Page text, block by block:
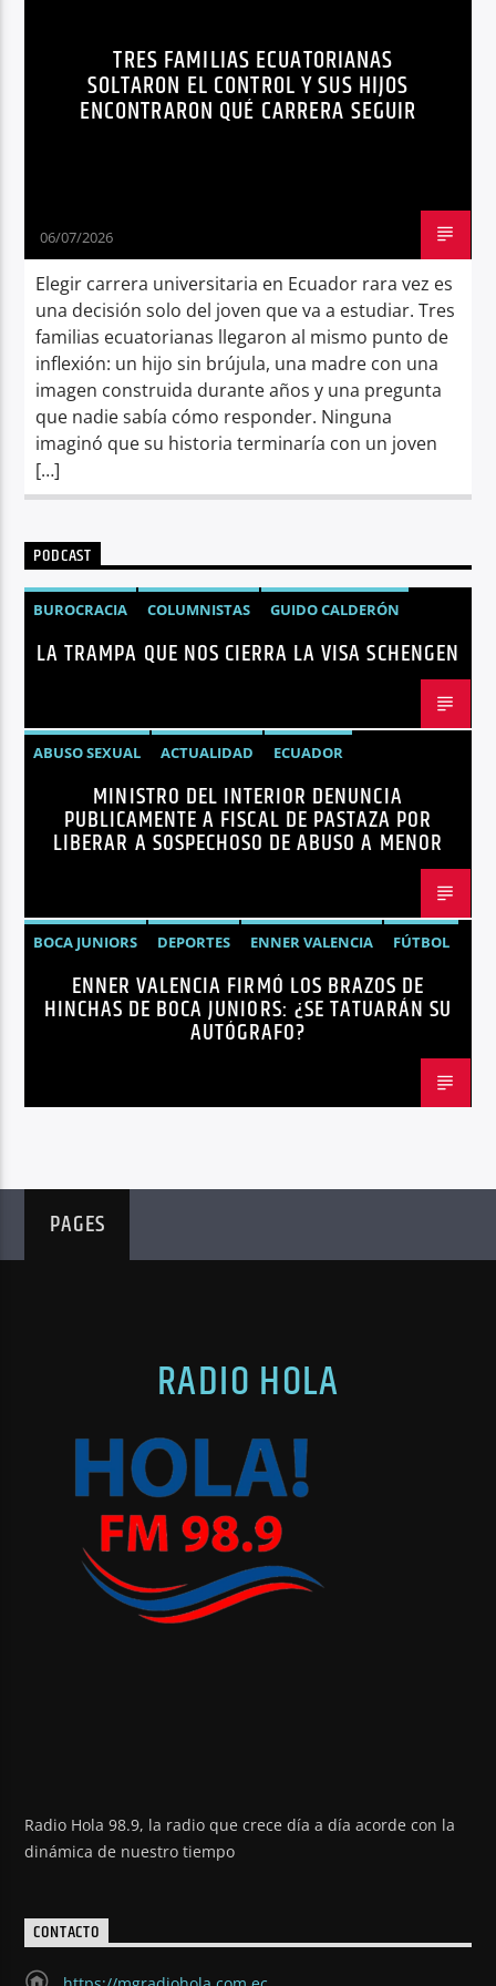
Radio hola
INGENIERÍA BIOMÉDICA ECUADOR
MERCADO LABORAL GRADUADOS ECUADOR
SOCIEDAD
TRES FAMILIAS ECUATORIANAS
SOLTARON EL CONTROL Y SUS HIJOS
ENCONTRARON QUÉ CARRERA SEGUIR
06/07/2026
Elegir carrera universitaria en Ecuador rara vez es
una decisión solo del joven que va a estudiar. Tres
familias ecuatorianas llegaron al mismo punto de
inflexión: un hijo sin brújula, una madre con una
imagen construida durante años y una pregunta
que nadie sabía cómo responder. Ninguna
imaginó que su historia terminaría con un joven
[…]
PODCAST
BUROCRACIA COLUMNISTAS
GUIDO CALDERÓN
LIBRE COMERCIO
NOTICIAS
NOTICIAS ECUADOR
LA TRAMPA QUE NOS CIERRA LA VISA SCHENGEN
ABUSO SEXUAL ACTUALIDAD
ECUADOR
JOHN REIMBERG
MINISTRO DEL INTERIOR
NOTICIAS
SEGURIDAD
MINISTRO DEL INTERIOR DENUNCIA
PUBLICAMENTE A FISCAL DE PASTAZA POR
LIBERAR A SOSPECHOSO DE ABUSO A MENOR
BOCA JUNIORS DEPORTES ENNER VALENCIA
FÚTBOL
NOTICIASENNER VALENCIA FIRMÓ LOS BRAZOS DE
HINCHAS DE BOCA JUNIORS: ¿SE TATUARÁN SU
AUTÓGRAFO?
PAGES
RADIO HOLA
Radio Hola 98.9, la radio que crece día a día acorde con la
dinámica de nuestro tiempo
CONTACTO